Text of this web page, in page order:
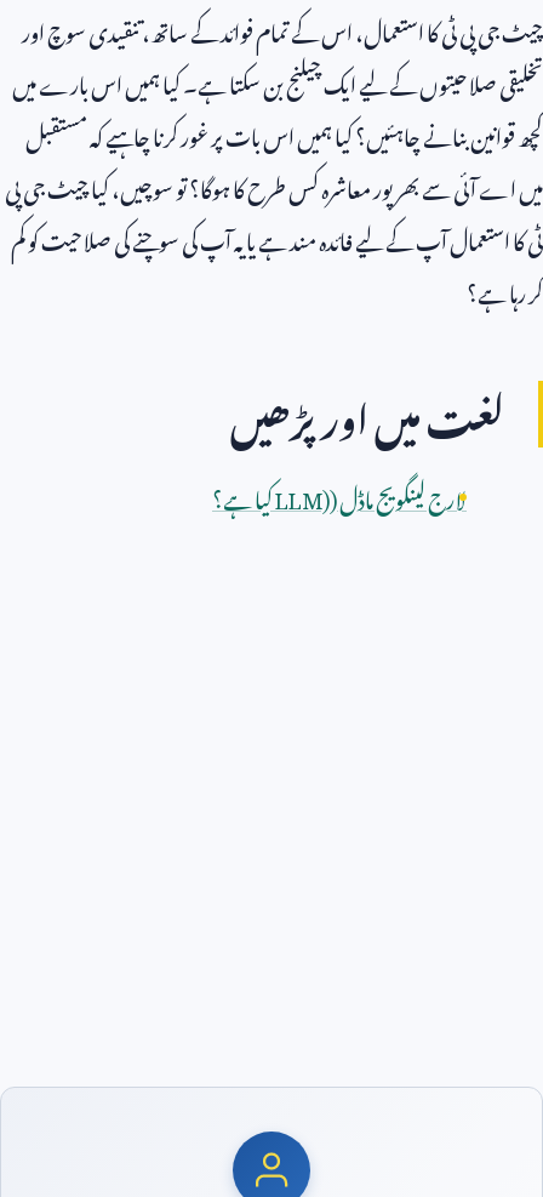
چیٹ جی پی ٹی کا استعمال، اس کے تمام فوائد کے ساتھ، تنقیدی سوچ اور
تخلیقی صلاحیتوں کے لیے ایک چیلنج بن سکتا ہے۔ کیا ہمیں اس بارے میں
کچھ قوانین بنانے چاہئیں؟ کیا ہمیں اس بات پر غور کرنا چاہیے کہ مستقبل
میں اے آئی سے بھرپور معاشرہ کس طرح کا ہوگا؟ تو سوچیں، کیا چیٹ جی پی
ٹی کا استعمال آپ کے لیے فائدہ مند ہے یا یہ آپ کی سوچنے کی صلاحیت کو کم
کر رہا ہے؟
لغت میں اور پڑھیں
لارج لینگویج ماڈل (LLM)کیا ہے؟